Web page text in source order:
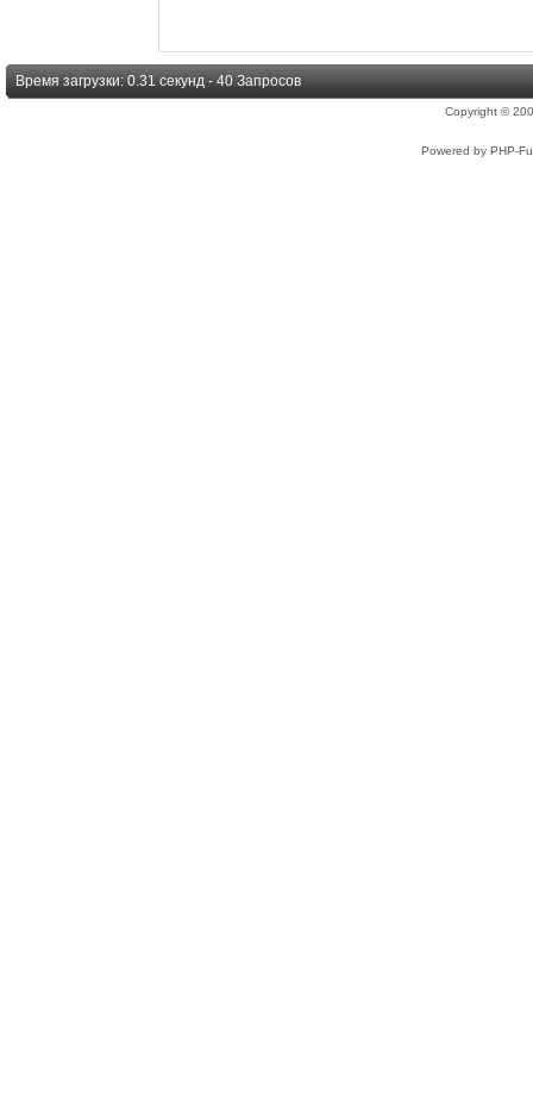
Время загрузки: 0.31 секунд - 40 Запросов
Copyright ©
Powered by PHP-